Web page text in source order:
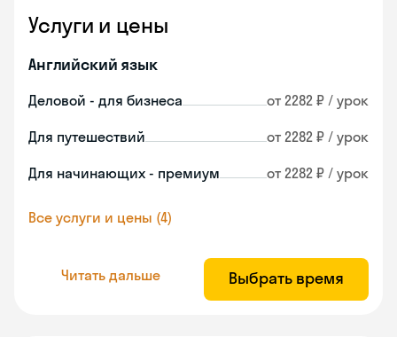
Услуги и цены
Английский язык
Деловой - для бизнеса от 2282 ₽ / урок
Для путешествий от 2282 ₽ / урок
Для начинающих - премиум от 2282 ₽ / урок
Все услуги и цены (4)
Читать дальше Выбрать время